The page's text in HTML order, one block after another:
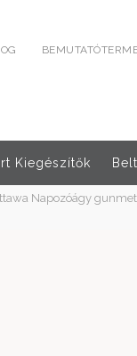
Kiegészítők
Napozóágy